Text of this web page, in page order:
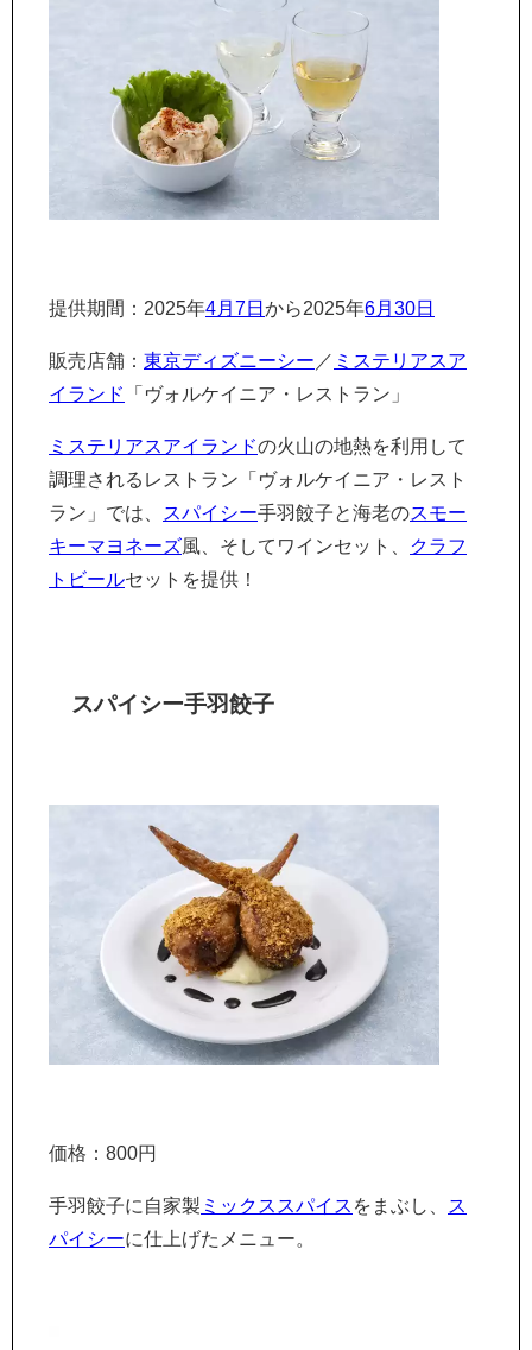
提供期間：2025年4月7日 から2025年6月30日
販売店舗： 東京ディズニーシー ／ ミステリアスア
イランド
「ヴォルケイニア・レストラン」
ミステリアスアイランドの火山の地熱を利用して
調理されるレストラン「ヴォルケイニア・レスト
ラン」では、
スパイシー手羽餃子と海老のスモー
キーマヨネーズ風、そしてワインセット、
クラフ
トビールセットを提供！
スパイシー手羽餃子
価格：800円
手羽餃子に自家製 ミックス スパイス をまぶし、
ス
パイシーに仕上げたメニュー。